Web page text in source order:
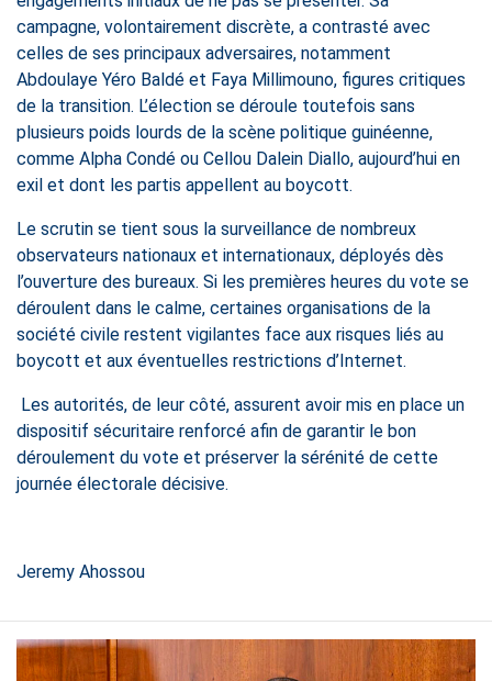
campagne, volontairement discrète, a contrasté avec
celles de ses principaux adversaires, notamment
Abdoulaye Yéro Baldé et Faya Millimouno, figures critiques
de la transition. L’élection se déroule toutefois sans
plusieurs poids lourds de la scène politique guinéenne,
comme Alpha Condé ou Cellou Dalein Diallo, aujourd’hui en
exil et dont les partis appellent au boycott.
Le scrutin se tient sous la surveillance de nombreux
observateurs nationaux et internationaux, déployés dès
l’ouverture des bureaux. Si les premières heures du vote se
déroulent dans le calme, certaines organisations de la
société civile restent vigilantes face aux risques liés au
boycott et aux éventuelles restrictions d’Internet.
Les autorités, de leur côté, assurent avoir mis en place un
dispositif sécuritaire renforcé afin de garantir le bon
déroulement du vote et préserver la sérénité de cette
journée électorale décisive.
Jeremy Ahossou